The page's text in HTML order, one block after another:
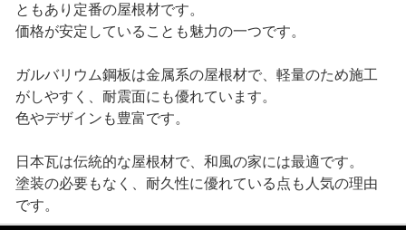
ともあり定番の屋根材です。
価格が安定していることも魅力の一つです。
ガルバリウム鋼板は金属系の屋根材で、軽量のため施工
がしやすく、耐震面にも優れています。
色やデザインも豊富です。
日本瓦は伝統的な屋根材で、和風の家には最適です。
塗装の必要もなく、耐久性に優れている点も人気の理由
です。